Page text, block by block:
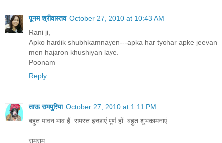
पूनम श्रीवास्तव October 27, 2010 at 10:43 AM
Rani ji,
Apko hardik shubhkamnayen---apka har tyohar apke jeevan
men hajaron khushiyan laye.
Poonam
Reply
ताऊ रामपुरिया October 27, 2010 at 1:11 PM
बहुत पावन भाव हैं. समस्त इच्छाएं पूर्ण हों. बहुत शुभकामनाएं.
रामराम.